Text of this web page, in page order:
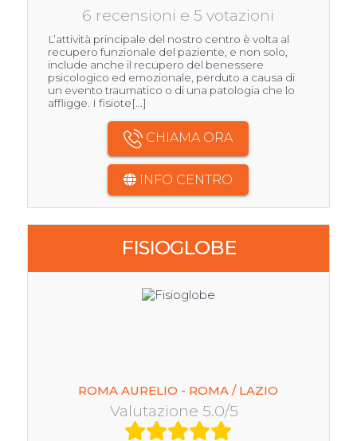
6 recensioni e 5 votazioni
L’attività principale del nostro centro è volta al
recupero funzionale del paziente, e non solo,
include anche il recupero del benessere
psicologico ed emozionale, perduto a causa di
un evento traumatico o di una patologia che lo
affligge. I fisiote[...]
CHIAMA ORA
INFO CENTRO
FISIOGLOBE
ROMA AURELIO - ROMA / LAZIO
Valutazione 5.0/5